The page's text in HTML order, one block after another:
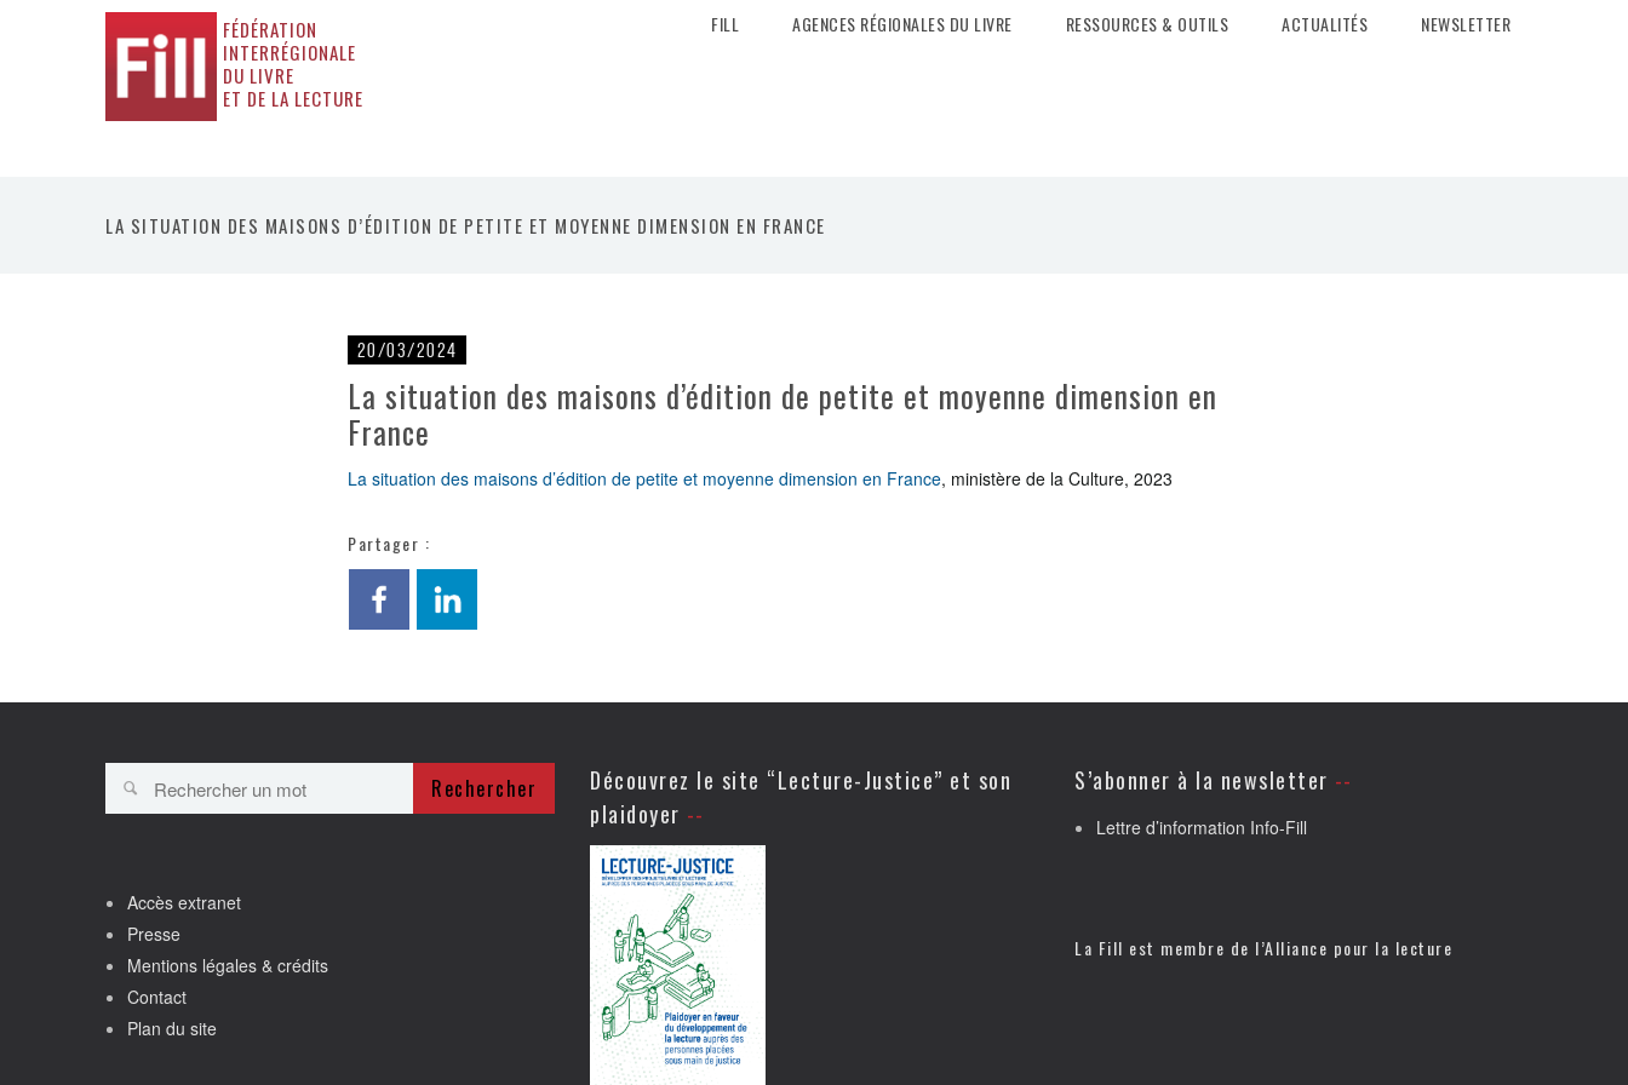
FÉDÉRATION
INTERRÉGIONALE
DU LIVRE
ET DE LA LECTURE
FILL AGENCES RÉGIONALES DU LIVRE RESSOURCES & OUTILS ACTUALITÉS NEWSLETTER
LA SITUATION DES MAISONS D’ÉDITION DE PETITE ET MOYENNE DIMENSION EN FRANCE
20/03/2024
La situation des maisons d’édition de petite et moyenne dimension en
France
La situation des maisons d’édition de petite et moyenne dimension en France, ministère de la Culture, 2023
Partager :
Rechercher
Accès extranet
Presse
Mentions légales & crédits
Contact
Plan du site
Découvrez le site “Lecture-Justice” et son
plaidoyer
S’abonner à la newsletter
Lettre d’information Info-Fill
La Fill est membre de l’Alliance pour la lecture